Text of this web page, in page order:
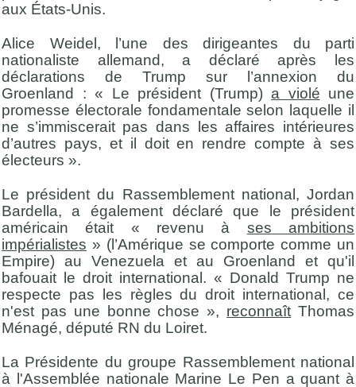
aux États-Unis.
Alice Weidel, l’une des dirigeantes du parti
nationaliste allemand, a déclaré après les
déclarations de Trump sur l’annexion du
Groenland : « Le président (Trump) a violé une
promesse électorale fondamentale selon laquelle il
ne s’immiscerait pas dans les affaires intérieures
d’autres pays, et il doit en rendre compte à ses
électeurs ».
Le président du Rassemblement national, Jordan
Bardella, a également déclaré que le président
américain était « revenu à ses ambitions
impérialistes » (l’Amérique se comporte comme un
Empire) au Venezuela et au Groenland et qu'il
bafouait le droit international. « Donald Trump ne
respecte pas les règles du droit international, ce
n'est pas une bonne chose », reconnaît Thomas
Ménagé, député RN du Loiret.
La Présidente du groupe Rassemblement national
à l'Assemblée nationale Marine Le Pen a quant à